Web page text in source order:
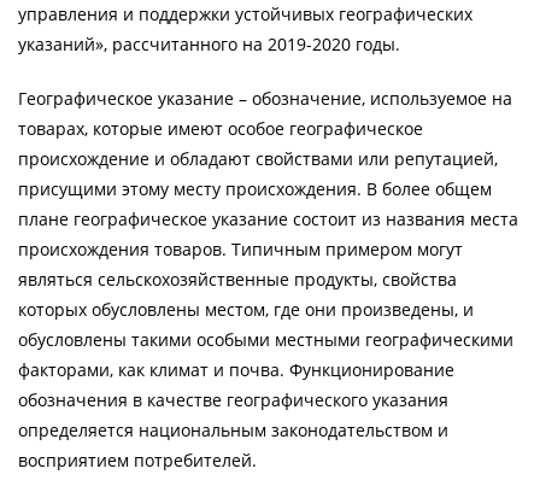
управления и поддержки устойчивых географических
указаний», рассчитанного на 2019-2020 годы.
Географическое указание – обозначение, используемое на
товарах, которые имеют особое географическое
происхождение и обладают свойствами или репутацией,
присущими этому месту происхождения. В более общем
плане географическое указание состоит из названия места
происхождения товаров. Типичным примером могут
являться сельскохозяйственные продукты, свойства
которых обусловлены местом, где они произведены, и
обусловлены такими особыми местными географическими
факторами, как климат и почва. Функционирование
обозначения в качестве географического указания
определяется национальным законодательством и
восприятием потребителей.